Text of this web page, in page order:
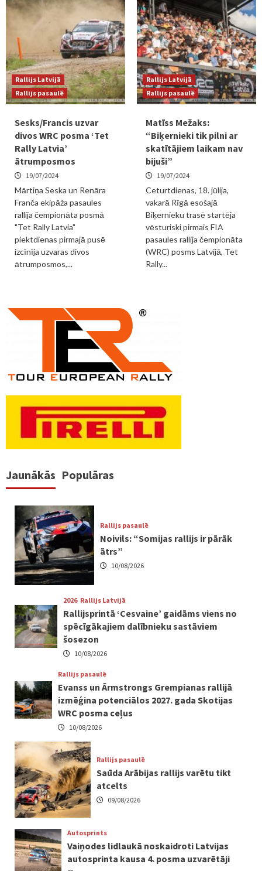
Rallijs Latvijā
Rallijs pasaulē
Sesks/Francis uzvar
divos WRC posma ‘Tet
Rally Latvia’
ātrumposmos
19/07/2024
Mārtiņa Seska un Renāra
Franča ekipāža pasaules
rallija čempionāta posmā
"Tet Rally Latvia"
piektdienas pirmajā pusē
izcīnīja uzvaras divos
ātrumposmos,...
Rallijs Latvijā
Rallijs pasaulē
Matīss Mežaks:
“Biķernieki tik pilni ar
skatītājiem laikam nav
bijuši”
19/07/2024
Ceturtdienas, 18. jūlija,
vakarā Rīgā esošajā
Biķernieku trasē startēja
vēsturiski pirmais FIA
pasaules rallija čempionāta
(WRC) posms Latvijā, Tet
Rally...
Jaunākās Populāras
Rallijs pasaulē
Noivils: “Somijas rallijs ir pārāk
ātrs”
10/08/2026
2026 Rallijs Latvijā
Rallijsprintā ‘Cesvaine’ gaidāms viens no
spēcīgākajiem dalībnieku sastāviem
šosezon
10/08/2026
Rallijs pasaulē
Evanss un Ārmstrongs Grempianas rallijā
izmēģina potenciālos 2027. gada Skotijas
WRC posma ceļus
10/08/2026
Rallijs pasaulē
Saūda Arābijas rallijs varētu tikt
atcelts
09/08/2026
Autosprints
Vaiņodes lidlaukā noskaidroti Latvijas
autosprinta kausa 4. posma uzvarētāji